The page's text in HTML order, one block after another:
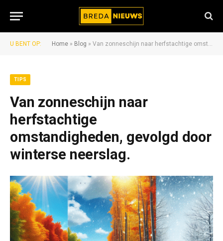
U BENT OP: Home » Blog » Van zonneschijn naar herfstachtige omstandigheden, gevolgd door winterse neerslag.
TIPS
Van zonneschijn naar
herfstachtige
omstandigheden, gevolgd door
winterse neerslag.